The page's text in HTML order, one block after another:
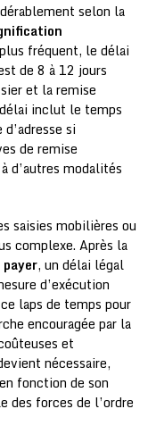
selon la
fréquent, le délai
de 8 à 12 jours
et la remise
inclut le temps
si
de remise
d’autres modalités
saisies mobilières ou
complexe. Après la
, un délai légal
d’exécution
laps de temps pour
encouragée par la
et
nécessaire,
fonction de son
des forces de l’ordre